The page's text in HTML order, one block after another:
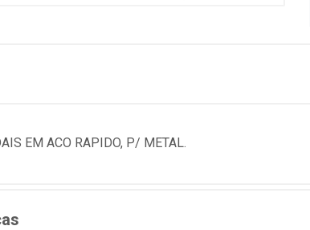
EM ACO RAPIDO, P/ METAL.